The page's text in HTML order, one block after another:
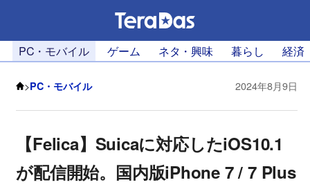
PC・モバイル ゲーム ネタ・興味 暮らし 経済
>PC・モバイル 2024年8月9日
【Felica】Suicaに対応したiOS10.1
が配信開始。国内版iPhone 7 / 7 Plus